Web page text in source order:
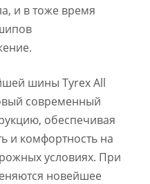
и в тоже время
шины Tyrex All
современный
обеспечивая
и комфортность на
условиях. При
новейшее